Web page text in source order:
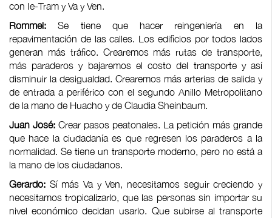
con Ie-Tram y Va y Ven.
Rommel:Se tiene que hacer reingeniería en la
repavimentación de las calles. Los edificios por todos lados
generan más tráfico. Crearemos más rutas de transporte,
más paraderos y bajaremos el costo del transporte y así
disminuir la desigualdad. Crearemos más arterias de salida y
de entrada a periférico con el segundo Anillo Metropolitano
de la mano de Huacho y de Claudia Sheinbaum.
Juan José: Crear pasos peatonales. La petición más grande
que hace la ciudadanía es que regresen los paraderos a la
normalidad. Se tiene un transporte moderno, pero no está a
la mano de los ciudadanos.
Gerardo: Sí más Va y Ven, necesitamos seguir creciendo y
necesitamos tropicalizarlo, que las personas sin importar su
nivel económico decidan usarlo. Que subirse al transporte